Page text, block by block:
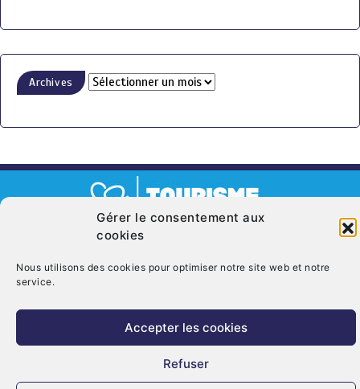
Gérer le consentement aux
cookies
Nous utilisons des cookies pour optimiser notre site web et notre
service.
Accepter les cookies
Refuser
Archives
© Copyright 2026. CRT Centre-Val De Loire
Qui sommes nous ? Mentions légales Politique de cookies (UE)